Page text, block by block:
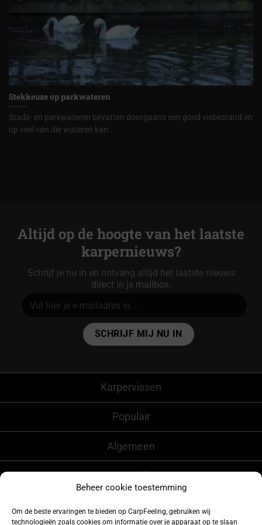
Beheer cookie toestemming
Om de beste ervaringen te bieden op CarpFeeling, gebruiken wij
technologieën zoals cookies om informatie over je apparaat op te slaan
Stekkeuze op parkwateren
Stads- en parkwateren bevatten doorgaans een goed visbestand en
op veel van die wateren kan...
Altijd op de hoogte van het laatste
karpernieuws?
Schrijf je nu in en ontvang altijd het laatste nieuws
direct in je mailbox.
Karpervissen
Populair
Algemeen
CarpFeeling